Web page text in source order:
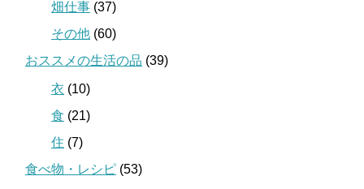
畑仕事 (37)
その他 (60)
おススメの生活の品 (39)
衣 (10)
食 (21)
住 (7)
食べ物・レシピ (53)